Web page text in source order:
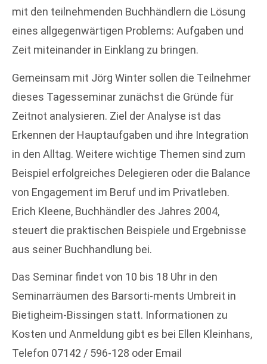
mit den teilnehmenden Buchhändlern die Lösung
eines allgegenwärtigen Problems: Aufgaben und
Zeit miteinander in Einklang zu bringen.
Gemeinsam mit Jörg Winter sollen die Teilnehmer
dieses Tagesseminar zunächst die Gründe für
Zeitnot analysieren. Ziel der Analyse ist das
Erkennen der Hauptaufgaben und ihre Integration
in den Alltag. Weitere wichtige Themen sind zum
Beispiel erfolgreiches Delegieren oder die Balance
von Engagement im Beruf und im Privatleben.
Erich Kleene, Buchhändler des Jahres 2004,
steuert die praktischen Beispiele und Ergebnisse
aus seiner Buchhandlung bei.
Das Seminar findet von 10 bis 18 Uhr in den
Seminarräumen des Barsorti-ments Umbreit in
Bietigheim-Bissingen statt. Informationen zu
Kosten und Anmeldung gibt es bei Ellen Kleinhans,
Telefon 07142 / 596-128 oder Email